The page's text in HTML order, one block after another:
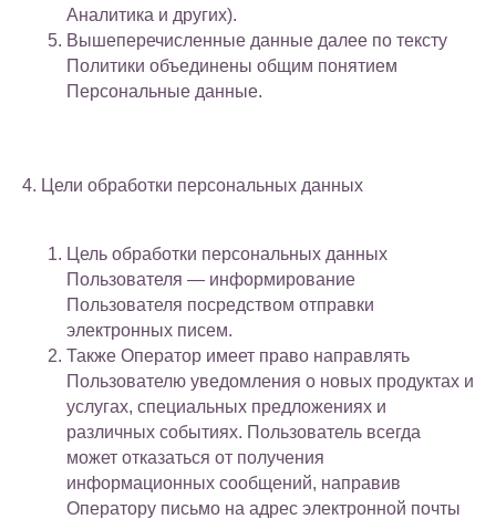
Аналитика и других).
Вышеперечисленные данные далее по тексту
Политики объединены общим понятием
Персональные данные.
4. Цели обработки персональных данных
Цель обработки персональных данных
Пользователя — информирование
Пользователя посредством отправки
электронных писем.
Также Оператор имеет право направлять
Пользователю уведомления о новых продуктах и
услугах, специальных предложениях и
различных событиях. Пользователь всегда
может отказаться от получения
информационных сообщений, направив
Оператору письмо на адрес электронной почты